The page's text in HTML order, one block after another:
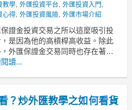
教學,外匯投資平台,外匯投資入門 ,
心得,外匯投資風險,外匯市場介紹
證金投資交易之所以這麼吸引投
是因為他的高槓桿高收益。除此
外匯保證金交易同時也存在著高
那麼外匯交易中到底存在何種風
風險應對建議吧！
讀...
？炒外匯教學之如何看貨